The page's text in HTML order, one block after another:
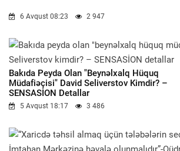
6 Avqust 08:23 2 947
Bakıda Peyda Olan "beynəlxalq Hüquq
Müdafiəçisi" David Seliverstov Kimdir? –
SENSASİON Detallar
5 Avqust 18:17 3 486